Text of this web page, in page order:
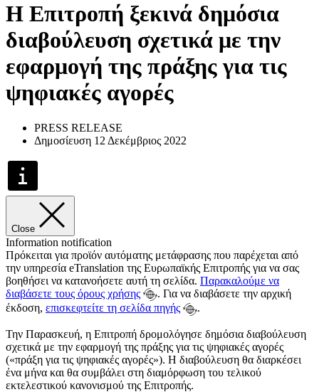
Η Επιτροπή ξεκινά δημόσια
διαβούλευση σχετικά με την
εφαρμογή της πράξης για τις
ψηφιακές αγορές
PRESS RELEASE
Δημοσίευση 12 Δεκέμβριος 2022
Close
Information notification
Πρόκειται για προϊόν αυτόματης μετάφρασης που παρέχεται από
την υπηρεσία eTranslation της Ευρωπαϊκής Επιτροπής για να σας
βοηθήσει να κατανοήσετε αυτή τη σελίδα. Παρακαλούμε να
διαβάσετε τους όρους χρήσης
. Για να διαβάσετε την αρχική
έκδοση, επισκεφτείτε τη σελίδα πηγής .
Την Παρασκευή, η Επιτροπή δρομολόγησε δημόσια διαβούλευση
σχετικά με την εφαρμογή της πράξης για τις ψηφιακές αγορές
(«πράξη για τις ψηφιακές αγορές»). Η διαβούλευση θα διαρκέσει
ένα μήνα και θα συμβάλει στη διαμόρφωση του τελικού
εκτελεστικού κανονισμού της Επιτροπής.